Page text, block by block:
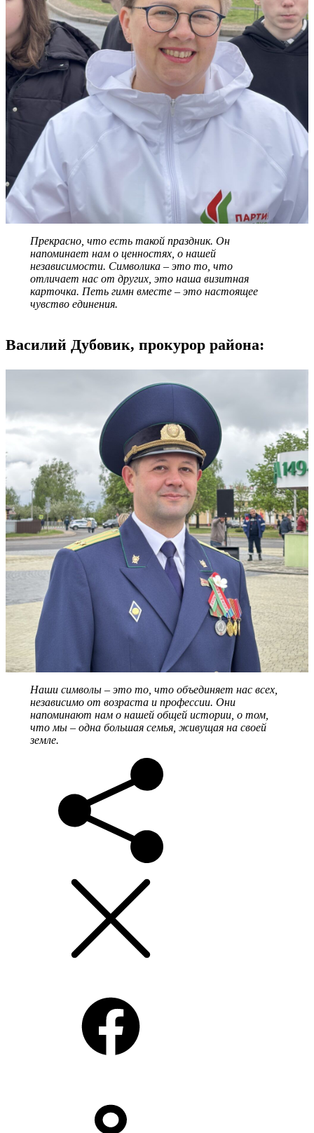
Прекрасно, что есть такой праздник. Он
напоминает нам о ценностях, о нашей
независимости. Символика – это то, что
отличает нас от других, это наша визитная
карточка. Петь гимн вместе – это настоящее
чувство единения.
Василий Дубовик, прокурор района:
Наши символы – это то, что объединяет нас всех,
независимо от возраста и профессии. Они
напоминают нам о нашей общей истории, о том,
что мы – одна большая семья, живущая на своей
земле.